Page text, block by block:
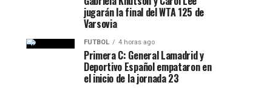
jugarán la final del WTA 125 de
Varsovia
FUTBOL 4 horas ago
Primera C: General Lamadrid y
Deportivo Español empataron en
el inicio de la jornada 23